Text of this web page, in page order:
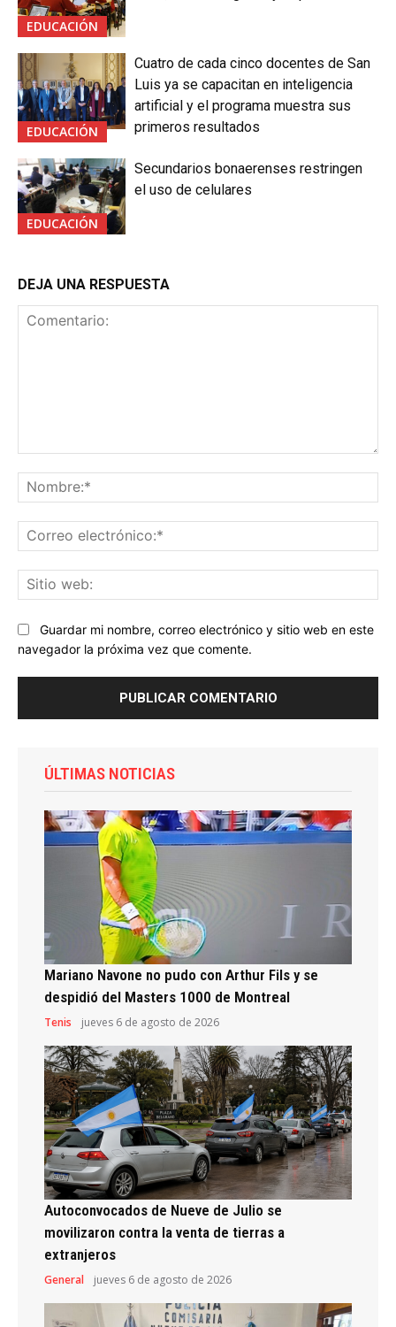
EDUCACIÓN
EDUCACIÓN
Cuatro de cada cinco docentes de San
Luis ya se capacitan en inteligencia
artificial y el programa muestra sus
primeros resultados
EDUCACIÓN
Secundarios bonaerenses restringen
el uso de celulares
DEJA UNA RESPUESTA
Guardar mi nombre, correo electrónico y sitio web en este
navegador la próxima vez que comente.
ÚLTIMAS NOTICIAS
Mariano Navone no pudo con Arthur Fils y se
despidió del Masters 1000 de Montreal
Tenis jueves 6 de agosto de 2026
Autoconvocados de Nueve de Julio se
movilizaron contra la venta de tierras a
extranjeros
General jueves 6 de agosto de 2026